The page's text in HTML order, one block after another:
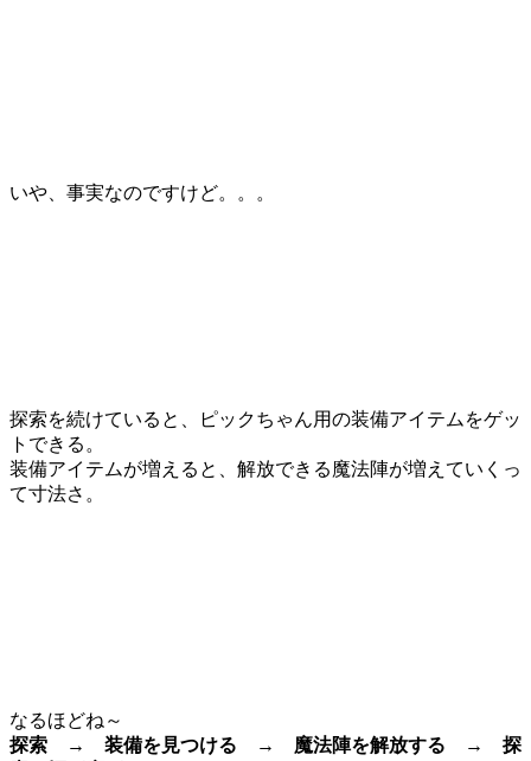
いや、事実なのですけど。。。
探索を続けていると、ピックちゃん用の装備アイテムをゲッ
トできる。
装備アイテムが増えると、解放できる魔法陣が増えていくっ
て寸法さ。
なるほどね～
探索 → 装備を見つける → 魔法陣を解放する → 探